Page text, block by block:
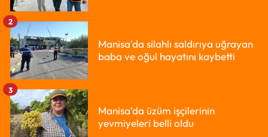
Manisa'da silahlı saldırıya uğrayan
baba ve oğul hayatını kaybetti
2
Manisa'da üzüm işçilerinin
yevmiyeleri belli oldu
3